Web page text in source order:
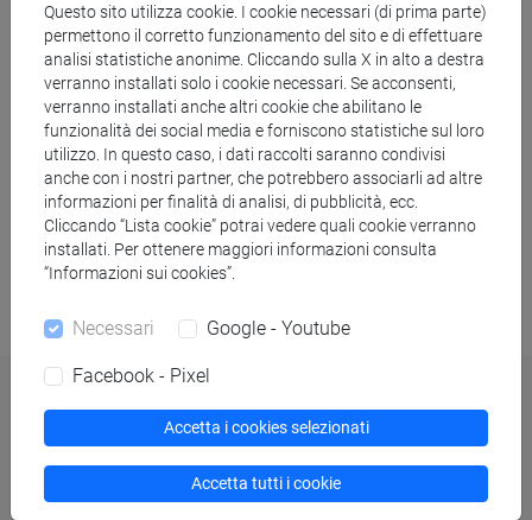
Internazionale
Sostenibilità
Lavora con noi
Dipartimento di Scienze Molecolari e
Nanosistemi
Questo sito utilizza cookie. I cookie necessari (di prima parte)
permettono il corretto funzionamento del sito e di effettuare
analisi statistiche anonime. Cliccando sulla X in alto a destra
verranno installati solo i cookie necessari. Se acconsenti,
verranno installati anche altri cookie che abilitano le
funzionalità dei social media e forniscono statistiche sul loro
utilizzo. In questo caso, i dati raccolti saranno condivisi
anche con i nostri partner, che potrebbero associarli ad altre
informazioni per finalità di analisi, di pubblicità, ecc.
Cliccando “Lista cookie” potrai vedere quali cookie verranno
installati. Per ottenere maggiori informazioni consulta
“Informazioni sui cookies”.
Necessari Google - Youtube
Facebook - Pixel
Accetta i cookies selezionati
Accetta tutti i cookie